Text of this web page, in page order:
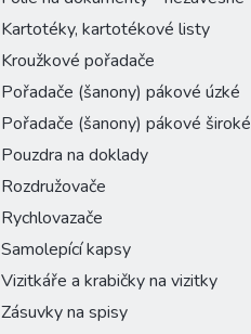
Kartotéky, kartotékové listy
Kroužkové pořadače
Pořadače (šanony) pákové úzké
Pořadače (šanony) pákové široké
Pouzdra na doklady
Rozdružovače
Rychlovazače
Samolepící kapsy
Vizitkáře a krabičky na vizitky
Zásuvky na spisy